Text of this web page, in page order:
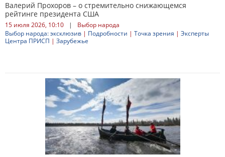
Валерий Прохоров – о стремительно снижающемся
рейтинге президента США
15 июля 2026, 10:10 |
Выбор народа
Выбор народа: эксклюзив | Подробности | Точка зрения | Эксперты
Центра ПРИСП | Зарубежье